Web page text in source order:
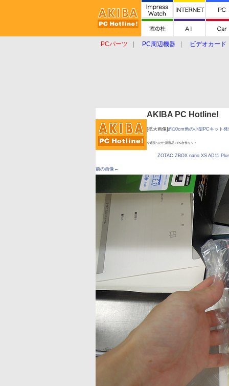
PCパーツ PC周辺機器
ビデオカード
AKIBA PC Hotline!
[拡大画像] 約10cm角の小型PCキット
今週見つけた新製品：PC自作キット
ZOTAC ZBOX nano XS AD11
前の画像←